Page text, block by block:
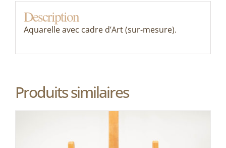
Description
Aquarelle avec cadre d’Art (sur-mesure).
Produits similaires